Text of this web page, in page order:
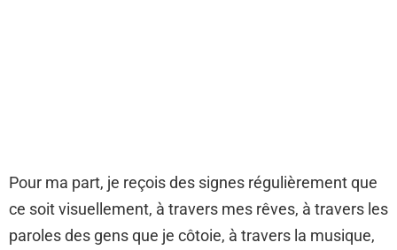
Pour ma part, je reçois des signes régulièrement que
ce soit visuellement, à travers mes rêves, à travers les
paroles des gens que je côtoie, à travers la musique,